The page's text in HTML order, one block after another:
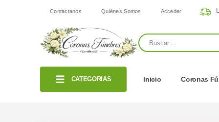
Contáctanos Quiénes Somos Acceder
CATEGORIAS Inicio Coronas